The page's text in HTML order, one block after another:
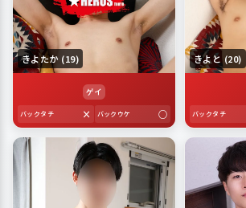
きよたか (19)
ゲイ
バックタチ × バックウケ ○
きよと (20)
バックタチ